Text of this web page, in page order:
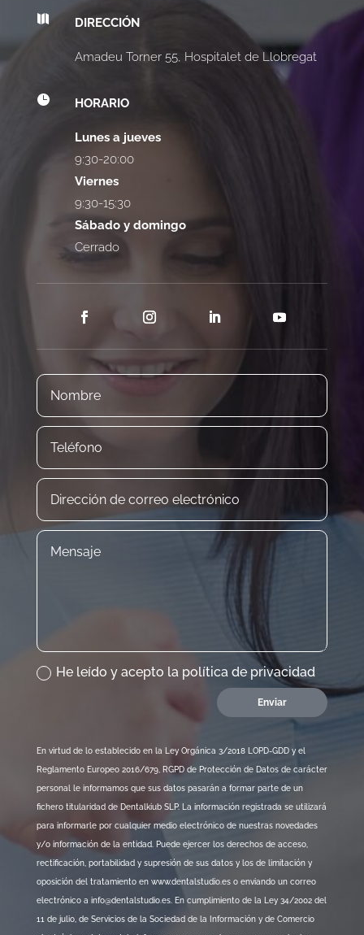
 DIRECCIÓN
Amadeu Torner 55, Hospitalet de Llobregat
 HORARIO
Lunes a jueves
9:30-20:00
Viernes
9:30-15:30
Sábado y domingo
Cerrado
He leído y acepto la política de privacidad
Enviar
En virtud de lo establecido en la Ley Orgánica 3/2018 LOPD-GDD y el
Reglamento Europeo 2016/679, RGPD de Protección de Datos de carácter
personal le informamos que sus datos pasarán a formar parte de un
fichero titularidad de Dentalkiub SLP. La información registrada se utilizará
para informarle por cualquier medio electrónico de nuestras novedades
y/o información de la entidad. Puede ejercer los derechos de acceso,
rectificación, portabilidad y supresión de sus datos y los de limitación y
oposición del tratamiento en www.dentalstudio.es o enviando un correo
electrónico a info@dentalstudio.es. En cumplimiento de la Ley 34/2002 del
11 de julio, de Servicios de la Sociedad de la Información y de Comercio